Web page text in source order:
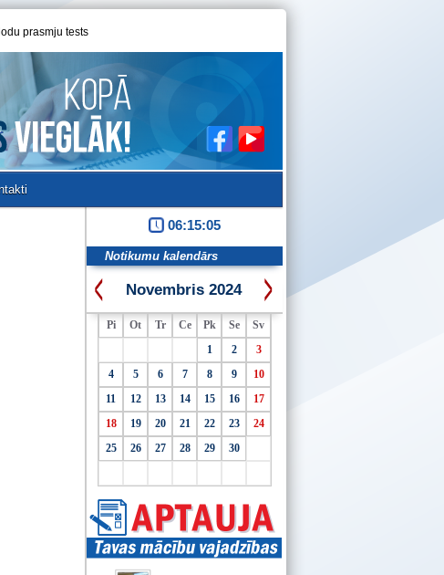
prasmju tests
06:15:05
Notikumu kalendārs
Novembris 2024
Pi Ot Tr Ce Pk Se
Sv
1
2
3
4
5 6 7 8 9
10
11
12 13 14 15 16
17
18
19 20 21 22 23
24
25
26 27 28 29 30